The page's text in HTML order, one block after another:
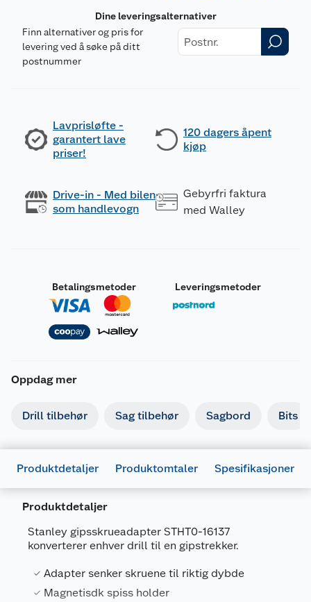
Dine leveringsalternativer
Finn alternativer og pris for
levering ved å søke på ditt
postnummer
Lavprisløfte -
garantert lave
priser!
120 dagers åpent
kjøp
Drive-in - Med bilen
som handlevogn
Gebyrfri faktura
med Walley
Betalingsmetoder Leveringsmetoder
Oppdag mer
Drill tilbehør Sag tilbehør Sagbord Bits
Produktdetaljer Produktomtaler Spesifikasjoner
Produktdetaljer
Stanley gipsskrueadapter STHT0-16137
konverterer enhver drill til en gipstrekker.
Adapter senker skruene til riktig dybde
Magnetisdk spiss holder
Generelt
Artikkelnummer